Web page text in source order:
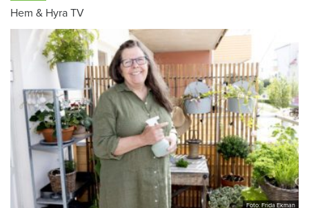
Hem & Hyra TV
Foto: Frida Ekman